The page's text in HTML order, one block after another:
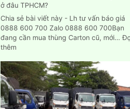
ở đâu TPHCM?
Chia sẻ bài viết này - Lh tư vấn báo giá
0888 600 700 Zalo 0888 600 700Bạn
đang cần mua thùng Carton cũ, mới…
thêm
bán
thùng
Carton
cũ
mới